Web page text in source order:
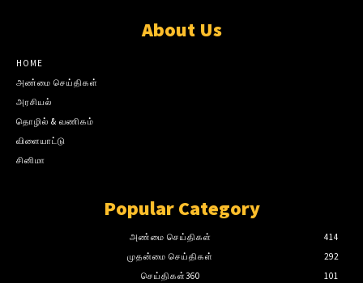
About Us
HOME
அண்மை செய்திகள்
அரசியல்
தொழில் & வணிகம்
விளையாட்டு
சினிமா
Popular Category
அண்மை செய்திகள்
414
முதன்மை செய்திகள்
292
செய்திகள்360
101